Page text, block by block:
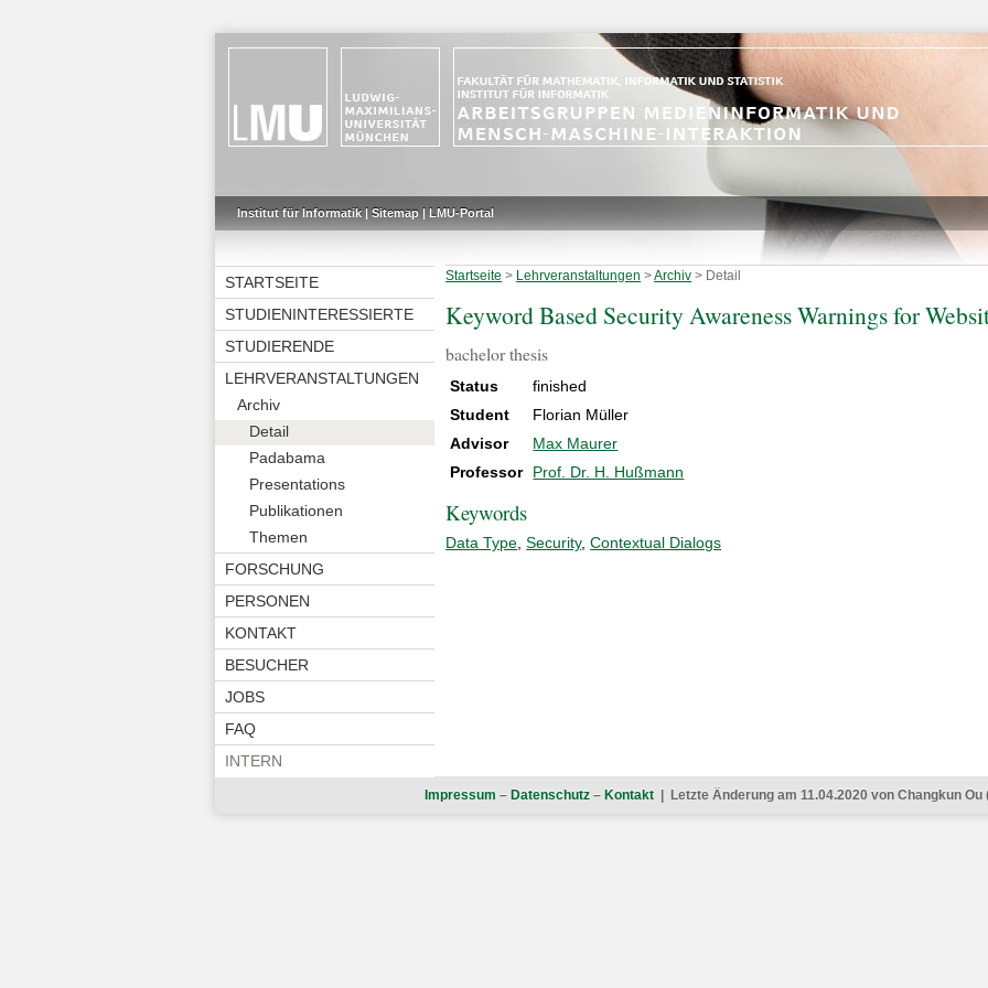
Institut für Informatik| Sitemap| LMU-Portal
STARTSEITE
STUDIENINTERESSIERTE
STUDIERENDE
LEHRVERANSTALTUNGEN
Archiv
Detail
Padabama
Presentations
Publikationen
Themen
FORSCHUNG
PERSONEN
KONTAKT
BESUCHER
JOBS
FAQ
INTERN
Startseite > Lehrveranstaltungen >Archiv > Detail
Keyword Based Security Awareness Warnings for
bachelor thesis
Status
finished
Student
Florian Müller
Advisor
Max Maurer
Professor Prof. Dr. H. Hußmann
Keywords
Data Type ,Security,Contextual Dialogs
Impressum – Datenschutz – Kontakt | Letzte Änderung am 11.04.2020 von Changkun Ou